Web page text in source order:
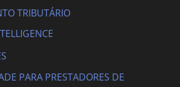
TRIBUTÁRIO
PARA PRESTADORES DE